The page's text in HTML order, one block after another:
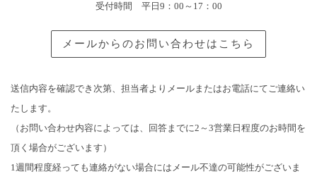
受付時間 平日9：00～17：00
メールからのお問い合わせはこちら
送信内容を確認でき次第、担当者よりメールまたはお電話にてご連絡い
たします。
（お問い合わせ内容によっては、回答までに2～3営業日程度のお時間を
頂く場合がございます）
1週間程度経っても連絡がない場合にはメール不達の可能性がございま